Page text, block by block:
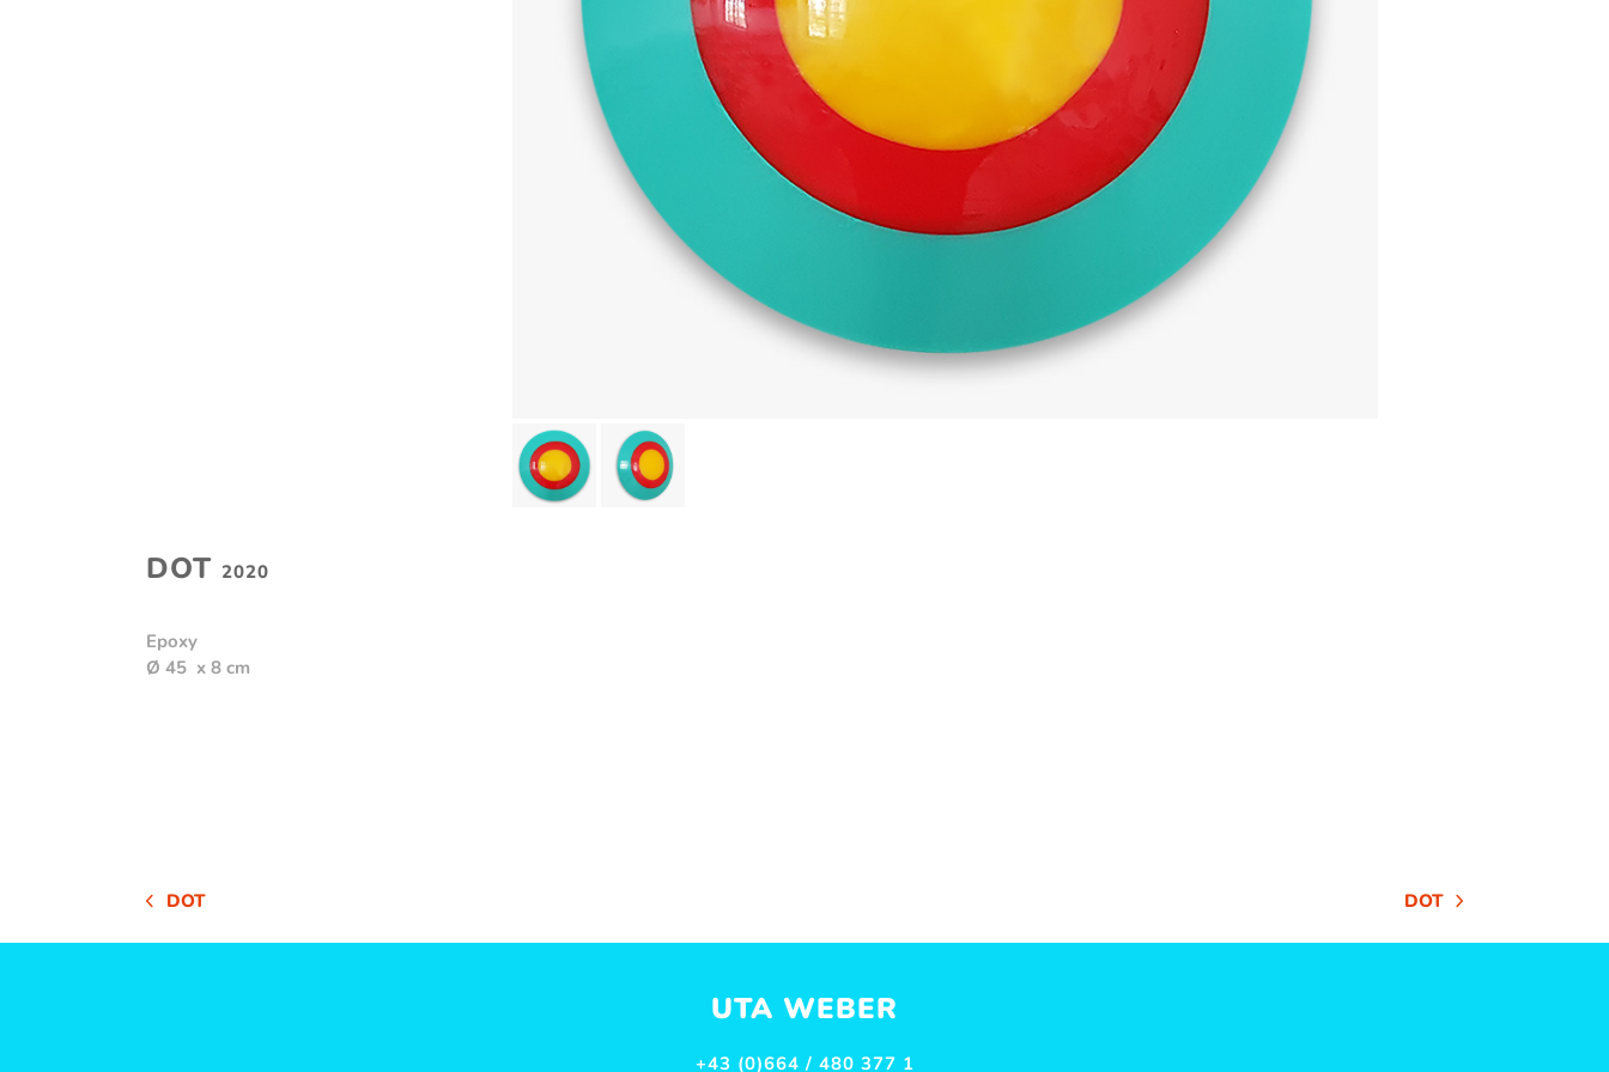
DOT 2020
Epoxy
Ø 45 x 8 cm
VORHERIGER
BEITRAG:
DOT
NÄCHSTER
BEITRAG:
DOT
UTA WEBER
+43 (0)664 / 480 377 1